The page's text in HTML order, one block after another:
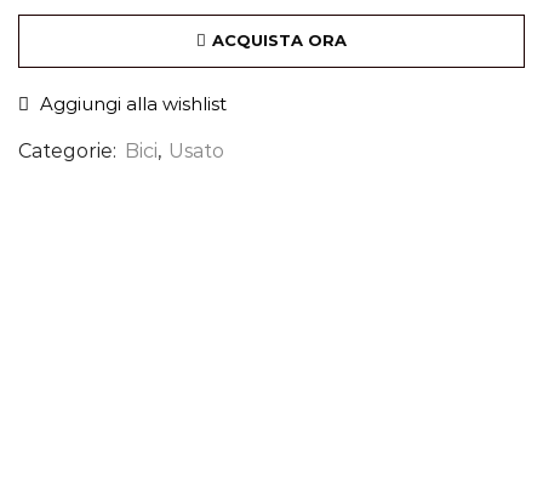
ACQUISTA ORA
Aggiungi alla wishlist
Categorie: Bici, Usato